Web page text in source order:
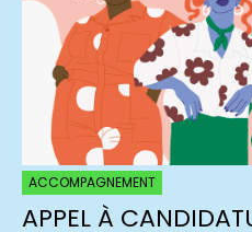
ACCOMPAGNEMENT
APPEL À